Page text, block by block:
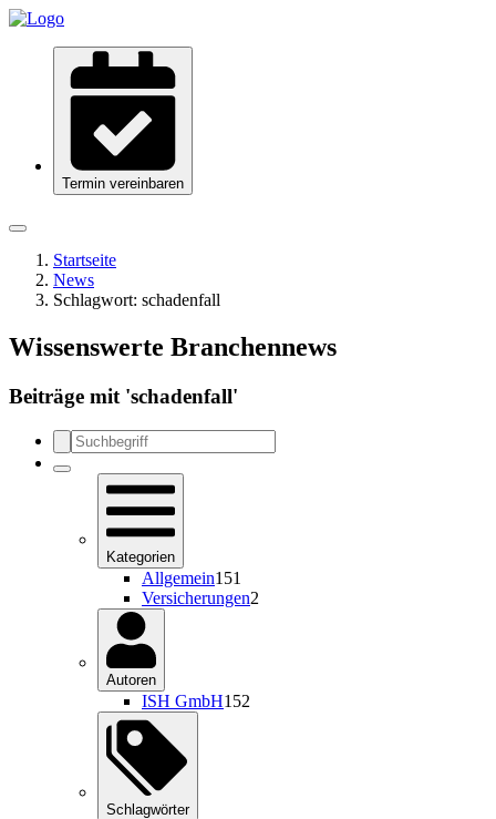
Termin vereinbaren
Startseite
News
Schlagwort: schadenfall
Wissenswerte Branchennews
Beiträge mit 'schadenfall'
Kategorien
Allgemein151
Versicherungen2
Autoren
ISH GmbH152
Schlagwörter